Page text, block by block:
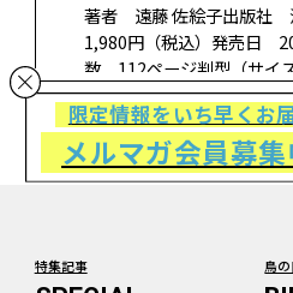
著者 遠藤 佐絵子出版社
1,980円（税込）発売日
数 112ページ判型（サ
978-4-309-29420-9 書籍紹
もの模様」が人気の著者
か…
限定情報をいち早くお
メルマガ会員募
特集記事 鳥